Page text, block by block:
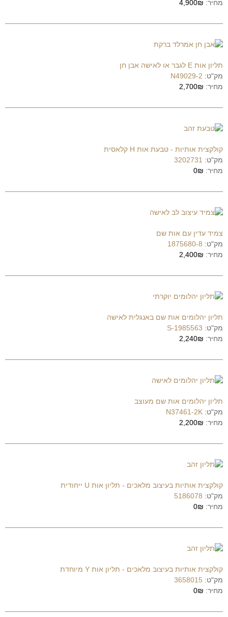
מחיר: 4,900₪
תליון אות E לגבר או לאישה אבן חן
מק"ט: N49029-2
מחיר: 2,700₪
קולקצית אותיות - טבעת אות H קלאסית
מק"ט: 3202731
מחיר: 0₪
צמיד עדין עם אות שם
מק"ט: 1875680-8
מחיר: 2,400₪
תליון יהלומים אות שם באנגלית לאישה
מק"ט: 1985563-S
מחיר: 2,240₪
תליון יהלומים אות שם מעוצב
מק"ט: N37461-2K
מחיר: 2,200₪
קולקצית אותיות בעיצוב מלאכים - תליון אות U ייחודית
מק"ט: 5186078
מחיר: 0₪
קולקצית אותיות בעיצוב מלאכים - תליון אות Y מיוחדת
מק"ט: 3658015
מחיר: 0₪